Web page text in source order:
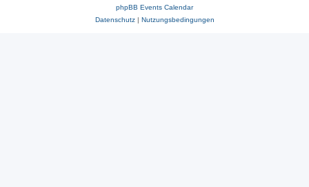
phpBB Events Calendar
Datenschutz| Nutzungsbedingungen